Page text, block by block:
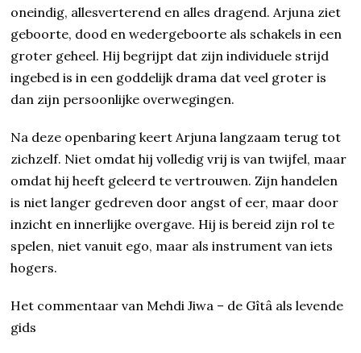
oneindig, allesverterend en alles dragend. Arjuna ziet
geboorte, dood en wedergeboorte als schakels in een
groter geheel. Hij begrijpt dat zijn individuele strijd
ingebed is in een goddelijk drama dat veel groter is
dan zijn persoonlijke overwegingen.
Na deze openbaring keert Arjuna langzaam terug tot
zichzelf. Niet omdat hij volledig vrij is van twijfel, maar
omdat hij heeft geleerd te vertrouwen. Zijn handelen
is niet langer gedreven door angst of eer, maar door
inzicht en innerlijke overgave. Hij is bereid zijn rol te
spelen, niet vanuit ego, maar als instrument van iets
hogers.
Het commentaar van Mehdi Jiwa – de Gîtâ als levende
gids